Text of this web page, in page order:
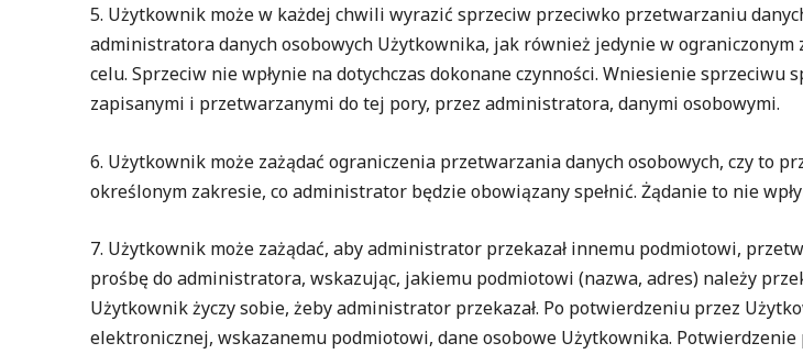
5. Użytkownik może w każdej chwili wyrazić sprzeciw przeciwko przetwarzaniu
administratora danych osobowych Użytkownika, jak również jedynie w
celu. Sprzeciw nie wpłynie na dotychczas dokonane czynności. Wniesienie
zapisanymi i przetwarzanymi do tej pory, przez administratora, danymi osobowymi.
6. Użytkownik może zażądać ograniczenia przetwarzania danych osobowych, czy to
określonym zakresie, co administrator będzie obowiązany spełnić. Żądanie to nie
7. Użytkownik może zażądać, aby administrator przekazał innemu podmiotowi,
prośbę do administratora, wskazując, jakiemu podmiotowi (nazwa, adres) należy
Użytkownik życzy sobie, żeby administrator przekazał. Po potwierdzeniu przez
elektronicznej, wskazanemu podmiotowi, dane osobowe Użytkownika.